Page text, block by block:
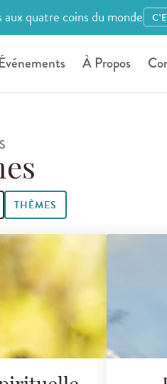
quatre coins du monde
Événements À Propos
THÈMES